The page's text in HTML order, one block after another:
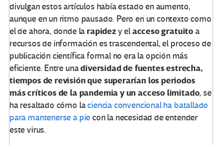
divulgan estos artículos había estado en aumento,
aunque en un ritmo pausado. Pero en un contexto como
el de ahora, donde la rapidezy elacceso gratuitoa
recursos de información es trascendental, el proceso de
publicación científica formal no era la opción más
eficiente. Entre unadiversidad de fuentes estrecha,
tiempos de revisión que superarían los periodos
más críticos de la pandemia y un acceso limitado, se
ha resaltado cómo laciencia convencional ha batallado
para mantenerse a piecon la necesidad de entender
este virus.